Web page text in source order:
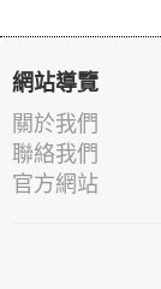
網站導覽
關於我們
聯絡我們
官方網站